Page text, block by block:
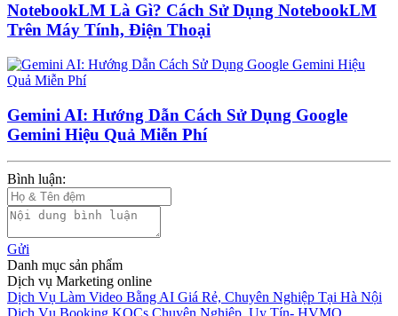
NotebookLM Là Gì? Cách Sử Dụng NotebookLM
Trên Máy Tính, Điện Thoại
Gemini AI: Hướng Dẫn Cách Sử Dụng Google
Gemini Hiệu Quả Miễn Phí
Bình luận:
Gửi
Danh mục sản phẩm
Dịch vụ Marketing online
Dịch Vụ Làm Video Bằng AI Giá Rẻ, Chuyên Nghiệp Tại Hà Nội